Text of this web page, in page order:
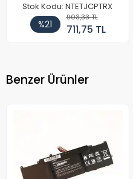
Stok Kodu: NTETJCPTRX
%21
903,33 TL
711,75 TL
Benzer Ürünler